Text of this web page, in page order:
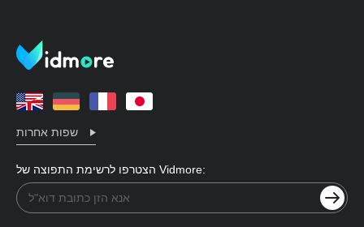
שפות אחרות
הצטרפו לרשימת התפוצה של Vidmore: